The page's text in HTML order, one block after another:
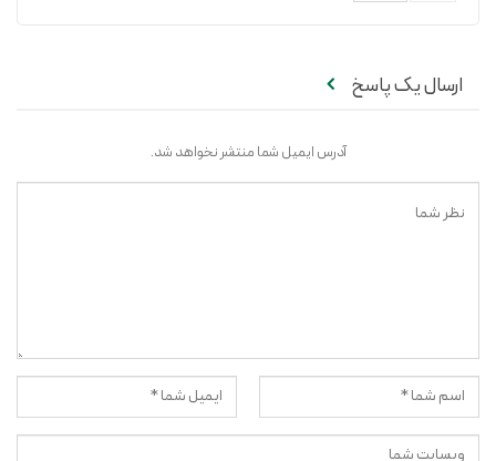
ارسال یک پاسخ
آدرس ایمیل شما منتشر نخواهد شد.